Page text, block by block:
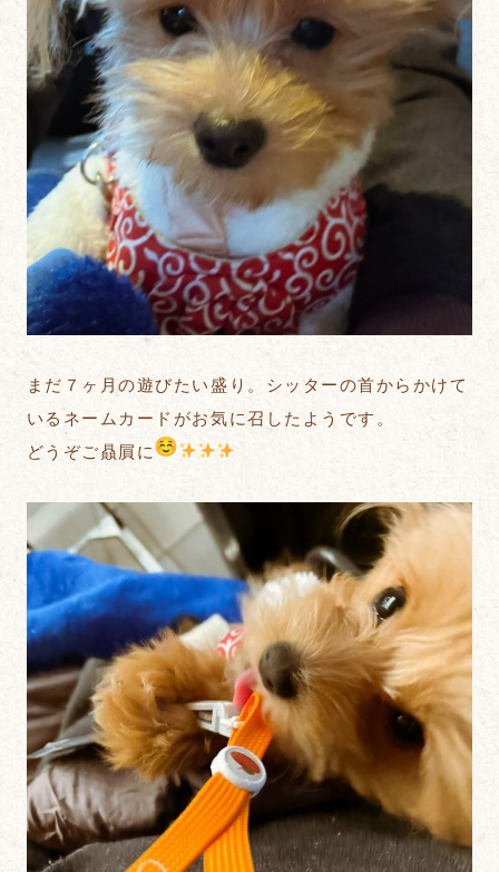
まだ７ヶ月の遊びたい盛り。シッターの首からかけて
いるネームカードがお気に召したようです。
どうぞご贔屓に